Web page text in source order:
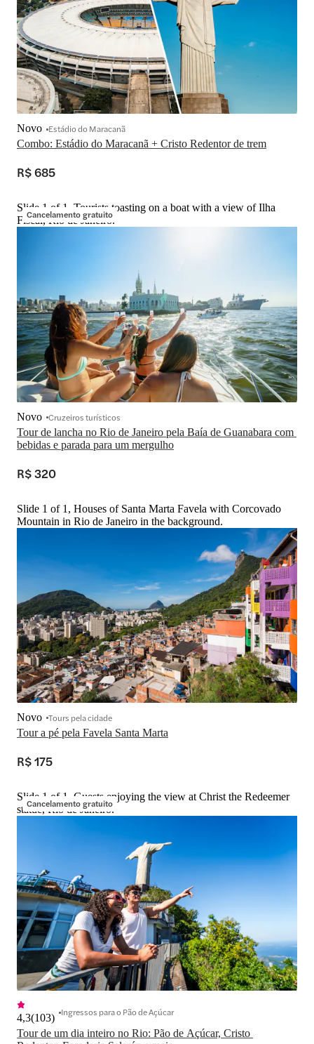
Combo: Estádio do Maracanã + Cristo Redentor de trem
Novo Estádio do Maracanã
R$ 685
Cancelamento gratuito
Slide 1 of 1, Tourists toasting on a boat with a view of Ilha
Fiscal, Rio de Janeiro.
Tour de lancha no Rio de Janeiro pela Baía de Guanabara com
bebidas e parada para um mergulho
Novo Cruzeiros turísticos
R$ 320
Slide 1 of 1, Houses of Santa Marta Favela with Corcovado
Mountain in Rio de Janeiro in the background.
Tour a pé pela Favela Santa Marta
Novo Tours pela cidade
R$ 175
Cancelamento gratuito
Slide 1 of 1, Guests enjoying the view at Christ the Redeemer
statue, Rio de Janeiro.
Tour de um dia inteiro no Rio: Pão de Açúcar, Cristo
4,3(103) Ingressos para o Pão de Açúcar